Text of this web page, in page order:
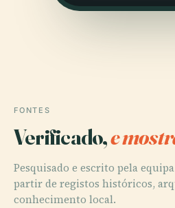
FONTES
Verificado,e
Pesquisado e escrito pela
partir de registos históricos,
conhecimento local.